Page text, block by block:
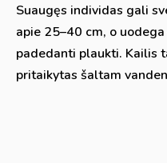
Suaugęs individas gali
apie 25–40 cm, o
padedanti plaukti. Kailis
pritaikytas šaltam